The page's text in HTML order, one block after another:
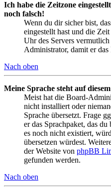
Ich habe die Zeitzone
noch falsch!
Wenn du dir sicher bist,
eingestellt hast und die
Uhr des Servers
Administrator, damit er
Nach oben
Meine Sprache steht auf
Meist hat die Board-
nicht installiert oder
Sprache übersetzt. Frage
er das Sprachpaket, das
es noch nicht existiert,
übersetzen würdest.
der Website von phpBB
gefunden werden.
Nach oben